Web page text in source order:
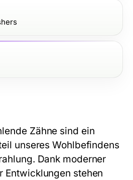
Zähne sind ein
unseres Wohlbefindens
Dank moderner
Entwicklungen stehen